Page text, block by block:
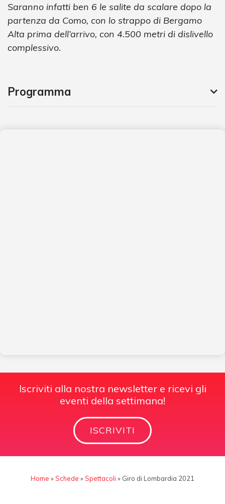
Saranno infatti ben 6 le salite da scalare dopo la
partenza da Como, con lo strappo di Bergamo
Alta prima dell’arrivo, con 4.500 metri di dislivello
complessivo.
Programma
Iscriviti alla nostra newsletter e ricevi gli
eventi della settimana!
ISCRIVITI
Home »Schede »Spettacoli » Giro di Lombardia 2021